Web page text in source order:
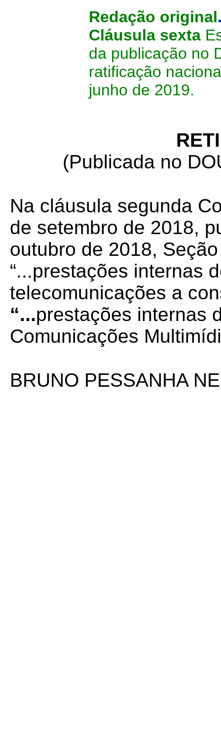
Redação original
Cláusula sexta
da publicação no
ratificação
junho de 2019.
(Publicada no
Na cláusula segunda
de setembro de 2018,
outubro de 2018,
“...prestações internas
telecomunicações a
“...prestações internas
Comunicações
BRUNO PESSANHA